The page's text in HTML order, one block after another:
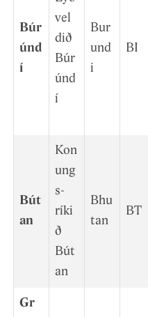
Búr
únd
í
vel
d­ið
Búr
únd
í
Bur
und
i
BI
Bút
an
Kon
ung
s­
ríki
ð
Bút
an
Bhu
tan
BT
Gr